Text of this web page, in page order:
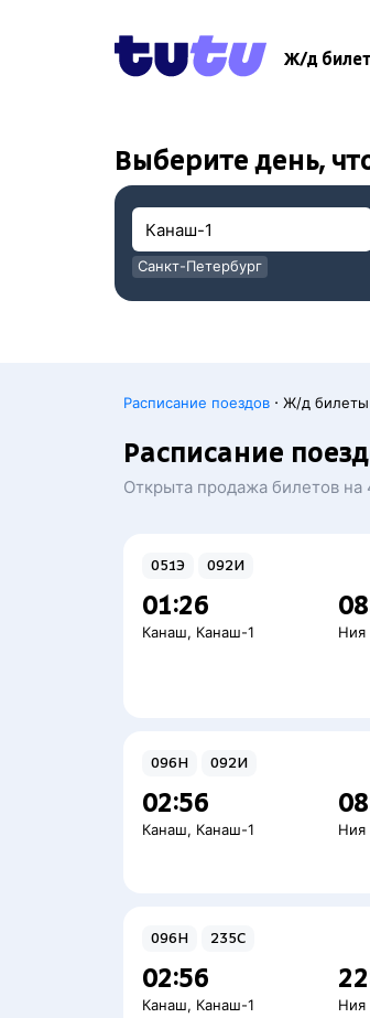
Ж/д
Выберите день,
Санкт-Петербург
Расписание поездов · Ж/д
Расписание
Открыта продажа билетов на
051Э 092И
01:26
Канаш, Канаш-1 Ния
096Н 092И
02:56
Канаш, Канаш-1 Ния
096Н 235С
02:56
Канаш, Канаш-1 Ния